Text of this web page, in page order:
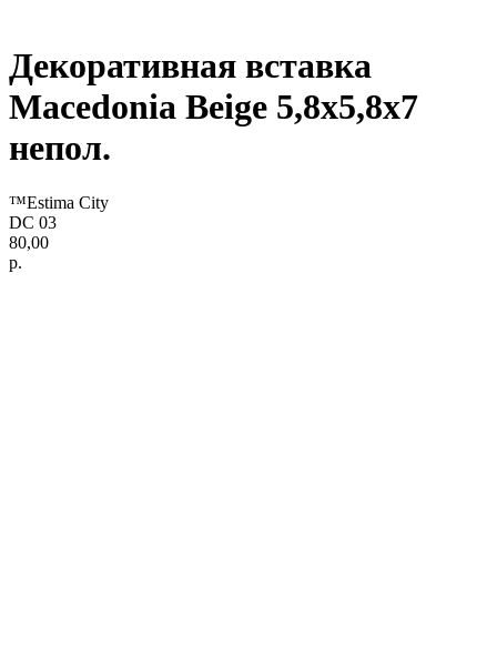
Декоративная вставка
Macedonia Beige 5,8x5,8x7
непол.
™Estima City
DC 03
80,00
р.